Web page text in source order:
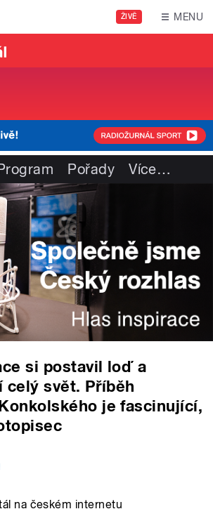
ŽIVĚ MENU
Pořady Více…
si postavil loď a
celý svět. Příběh
je fascinující,
na českém internetu